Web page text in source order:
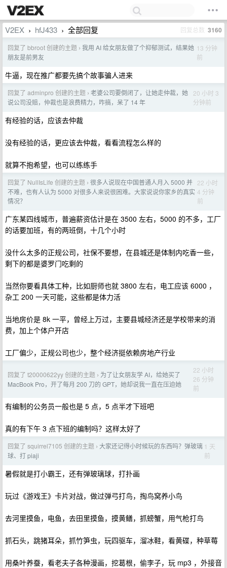
V2EX › hfJ433 › 全部回复 回复总数 3160
回复了 bbroot 创建的主题 › 我用 AI 给女朋友做了个抑郁测试，结果她
朋友是前男友
13 分钟
前
牛逼，现在推广都要先搞个故事骗人进来
回复了 adminpro 创建的主题 › 老婆公司要倒闭了，让她走仲裁，她
说公司没赔，仲裁也是浪费精力，咋搞，呆了 14 年
20 小时 3
分钟前
有经验的话，应该去仲裁
没有经验的话，更应该去仲裁，看看流程怎么样的
就算不抱希望，也可以练练手
回复了 NullIsLife 创建的主题 › 很多人说现在中国普通人月入 5000 并
不难，也有人认为 5000 对很多人来说很困难。大家说说你家乡的真实
情况？
22 小时
4 分钟
前
广东某四线城市，普遍薪资估计是在 3500 左右，5000 的不多，工厂
的话要加班，有的两班倒，十几个小时
没什么太多的正规公司，社保不要想，在县城还是体制内吃香一些，
剩下的都是婆罗门吃剩的
当然你要看具体工种，比如厨师也就 3800 左右，电工应该 6000 ，
杂工 200 一天可能，这些都是体力活
当地房价是 8k 一平，曾经上万过，主要县城经济还是学校带来的消
费，加上个体户开店
工厂偏少，正规公司也少，整个经济挺依赖房地产行业
回复了 t20000622yy 创建的主题 › 为了让女朋友学 AI，给她买了
MacBook Pro，开了每月 200 刀的 GPT，她却说我一直在压迫她
22 小时
26 分钟
前
有编制的公务员一般也是 5 点，5 点半才下班吧
真的有下午 3 点下班的编制吗？这样太好了
回复了 squirrel7105 创建的主题 › 大家还记得小时候玩的东西吗？弹玻璃
球、打 piaji
1 天
前
暑假就是打小霸王，还有弹玻璃球，打扑画
玩过《游戏王》卡片对战，做过弹弓打鸟，掏鸟窝养小鸟
去河里摸鱼，电鱼，去田里摸鱼，摸黄鳝，抓螃蟹，用气枪打鸟
抓石头，跳猪耳朵，抓竹笋虫，玩四驱车，溜冰鞋，看黄碟，种草莓
用桑叶养蚕，看老夫子各种漫画，挖葛根，偷李子，玩 mp3 ，外接音